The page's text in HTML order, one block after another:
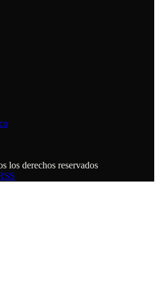
los derechos reservados